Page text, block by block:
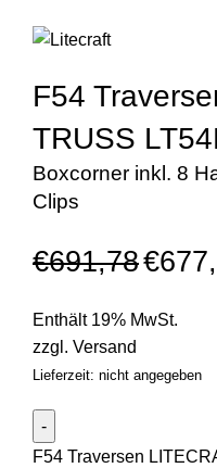
F54
TRUSS
Boxcorner inkl. 8
Clips
€691,78€
Enthält 19% MwSt.
zzgl. Versand
Lieferzeit: nicht angegeben
F54 Traversen